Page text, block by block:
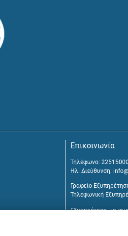
Επικοινωνία
Τηλέφωνο: 22515000
Ηλ. Διεύθυνση:
Γραφείο
Τηλεφωνική
Εξυπηρέτηση με